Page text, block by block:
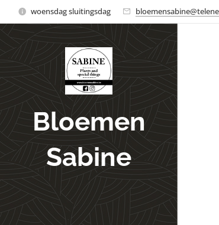
woensdag sluitingsdag
Bloemen
Sabine